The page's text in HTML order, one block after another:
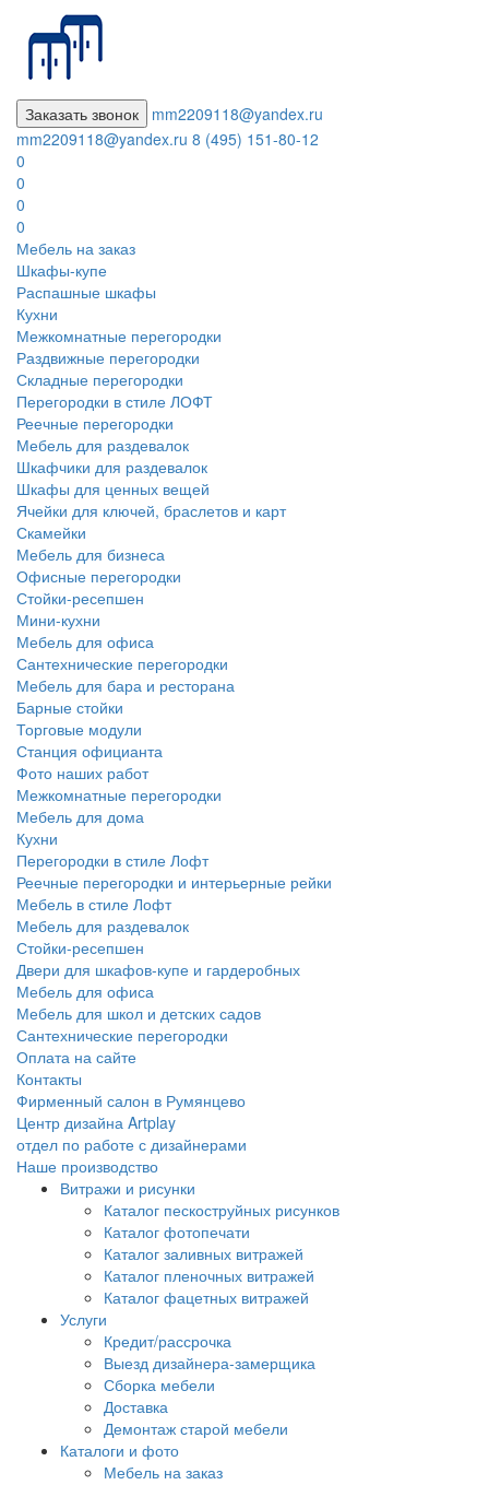
Заказать звонок
mm2209118@yandex.ru
mm2209118@yandex.ru 8 (495) 151-80-12
0
0
0
0
Мебель на заказ
Шкафы-купе
Распашные шкафы
Кухни
Межкомнатные перегородки
Раздвижные перегородки
Складные перегородки
Перегородки в стиле ЛОФТ
Реечные перегородки
Мебель для раздевалок
Шкафчики для раздевалок
Шкафы для ценных вещей
Ячейки для ключей, браслетов и карт
Скамейки
Мебель для бизнеса
Офисные перегородки
Стойки-ресепшен
Мини-кухни
Мебель для офиса
Сантехнические перегородки
Мебель для бара и ресторана
Барные стойки
Торговые модули
Станция официанта
Фото наших работ
Межкомнатные перегородки
Мебель для дома
Кухни
Перегородки в стиле Лофт
Реечные перегородки и интерьерные рейки
Мебель в стиле Лофт
Мебель для раздевалок
Стойки-ресепшен
Двери для шкафов-купе и гардеробных
Мебель для офиса
Мебель для школ и детских садов
Сантехнические перегородки
Оплата на сайте
Контакты
Фирменный салон в Румянцево
Центр дизайна Artplay
отдел по работе с дизайнерами
Наше производство
Витражи и рисунки
Каталог пескоструйных рисунков
Каталог фотопечати
Каталог заливных витражей
Каталог пленочных витражей
Каталог фацетных витражей
Услуги
Кредит/рассрочка
Выезд дизайнера-замерщика
Сборка мебели
Доставка
Демонтаж старой мебели
Каталоги и фото
Мебель на заказ